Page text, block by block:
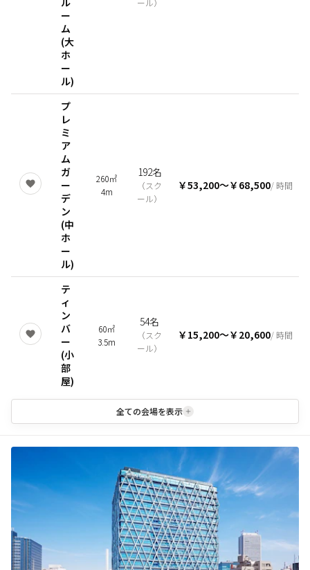
ー
ム
(大
ホ
ー
ル)
プ
レ
ミ
ア
ム
ガ
ー
デ
ン
(中
ホ
ー
ル)
260㎡
4m
192名
（スク
ール）
￥53,200〜￥68,500/ 時間
テ
ィ
ン
バ
ー
(小
部
屋)
60㎡
3.5m
54名
（スク
ール）
￥15,200〜￥20,600/ 時間
全ての会場を表示